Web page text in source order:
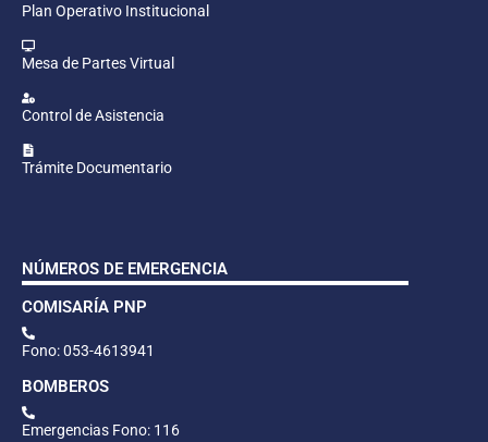
Plan Operativo Institucional
Mesa de Partes Virtual
Control de Asistencia
Trámite Documentario
NÚMEROS DE EMERGENCIA
COMISARÍA PNP
Fono: 053-4613941
BOMBEROS
Emergencias Fono: 116